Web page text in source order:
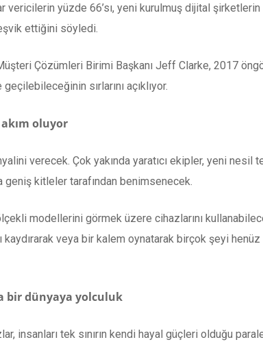
vericilerin yüzde 66’sı, yeni kurulmuş dijital
ettiğini söyledi.
Çözümleri Birimi Başkanı Jeff Clarke, 2017
sırlarını açıklıyor.
oluyor
verecek. Çok yakında yaratıcı ekipler, yeni
kitleler tarafından benimsenecek.
modellerini görmek üzere cihazlarını
veya bir kalem oynatarak birçok şeyi
bir dünyaya yolculuk
insanları tek sınırın kendi hayal güçleri olduğu